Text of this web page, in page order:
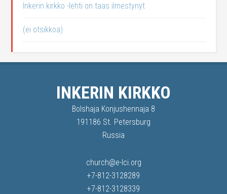
Inkerin kirkko -lehti on taas ilmestynyt
(ei otsikkoa)
INKERIN KIRKKO
Bolshaja Konjushennaja 8
191186 St. Petersburg
Russia
church@e-lci.org
+7-812-3128289
+7-812-3128339